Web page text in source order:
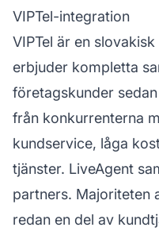
VIPTel-integration
VIPTel är en
erbjuder kompletta
företagskunder
från konkurrenterna
kundservice, låga
tjänster. LiveAgent
partners. Majoriteten
redan en del av